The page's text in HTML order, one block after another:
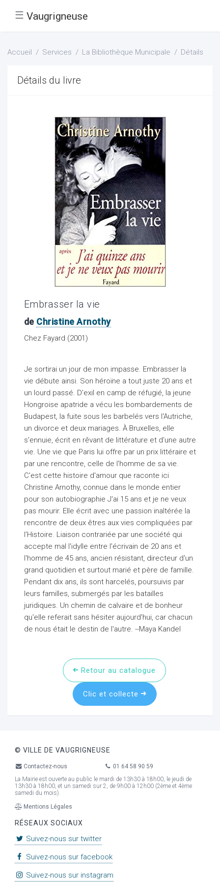
☰ Vaugrigneuse
Accueil Services La Bibliothèque Municipale Détails
Détails du livre
Embrasser la vie
de Christine Arnothy
Chez Fayard (2001)
Je sortirai un jour de mon impasse. Embrasser la
vie débute ainsi. Son héroïne a tout juste 20 ans et
un lourd passé. D'exil en camp de réfugié, la jeune
Hongroise apatride a vécu les bombardements de
Budapest, la fuite sous les barbelés vers l'Autriche,
un divorce et deux mariages. À Bruxelles, elle
s'ennuie, écrit en rêvant de littérature et d'une autre
vie. Une vie que Paris lui offre par un prix littéraire et
par une rencontre, celle de l'homme de sa vie.
C'est cette histoire d'amour que raconte ici
Christine Arnothy, connue dans le monde entier
pour son autobiographie J'ai 15 ans et je ne veux
pas mourir. Elle écrit avec une passion inaltérée la
rencontre de deux êtres aux vies compliquées par
l'Histoire. Liaison contrariée par une société qui
accepte mal l'idylle entre l'écrivain de 20 ans et
l'homme de 45 ans, ancien résistant, directeur d'un
grand quotidien et surtout marié et père de famille.
Pendant dix ans, ils sont harcelés, poursuivis par
leurs familles, submergés par les batailles
juridiques. Un chemin de calvaire et de bonheur
qu'elle referait sans hésiter aujourd'hui, car chacun
de nous était le destin de l'autre. --Maya Kandel
Retour au catalogue
Clic et collecte
© VILLE DE VAUGRIGNEUSE
Contactez-nous
01 64 58 90 59
La Mairie est ouverte au public le mardi de 13h30 à 18h00, le jeudi de
13h30 à 18h00, et un samedi sur 2, de 9h00 à 12h00 (2ème et 4ème
samedi du mois).
Mentions Légales
RÉSEAUX SOCIAUX
Suivez-nous sur twitter
Suivez-nous sur facebook
Suivez-nous sur instagram